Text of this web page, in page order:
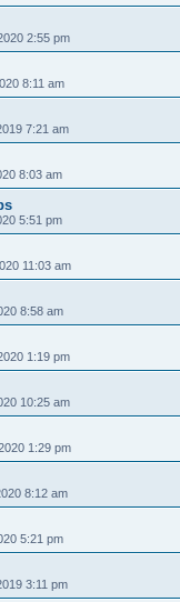
2:55 pm
8:11 am
7:21 am
8:03 am
5:51 pm
11:03 am
8:58 am
1:19 pm
10:25 am
1:29 pm
8:12 am
5:21 pm
3:11 pm